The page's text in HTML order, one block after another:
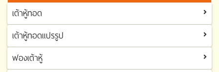
เต้าหู้ทอด
เต้าหู้ทอด
เต้าหู้ทอดแปรรูป
เต้าหู้ทอดแปรรูป
ฟองเต้าหู้